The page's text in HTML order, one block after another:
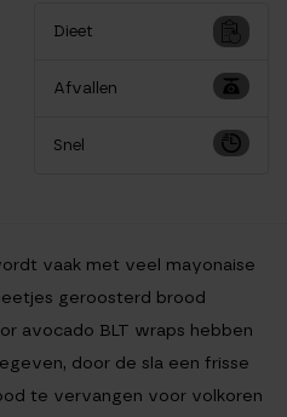
Dieet
Afvallen
Snel
vaak met veel mayonaise
geroosterd brood
avocado BLT wraps hebben
door de sla een frisse
te vervangen voor volkoren